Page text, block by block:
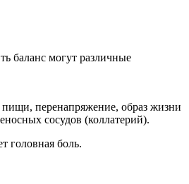
баланс могут различные
перенапряжение, образ жизни
сосудов (коллатерий).
головная боль.